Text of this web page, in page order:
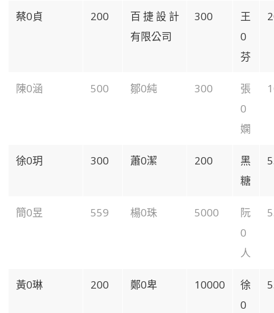
蔡0貞 200
百捷設計
有限公司
300
王
0
芬
陳0涵 500 鄒0純 300
張
0
嫻
徐0玥 300 蕭0潔 200
黑
糖
簡0昱 559 楊0珠 5000
阮
0
人
黃0琳 200 鄭0卑 10000
徐
0